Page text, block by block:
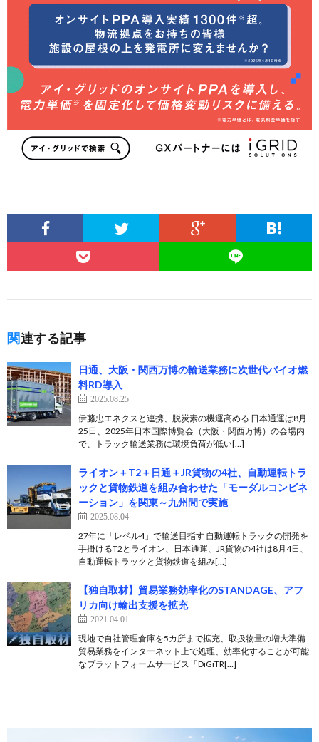
関連する記事
日通、大阪・関西万博の輸送業務に次世代バイオ燃
料RD導入
2025.08.25
伊藤忠エネクスと連携、脱炭素の機運高める 日本通運は8月
25日、2025年日本国際博覧会（大阪・関西万博）の会場内
で、トラック輸送業務に環境負荷が低い[…]
ライオン＋T2＋日通＋JR貨物の4社、自動運転トラ
ックと貨物鉄道を組み合わせた「モーダルコンビネ
ーション」を関東～九州間で実施
2025.08.04
27年に「レベル4」で輸送目指す 自動運転トラックの開発を
手掛けるT2とライオン、日本通運、JR貨物の4社は8月4日、
自動運転トラックと貨物鉄道を組み[…]
【独自取材】貿易業務効率化のSTANDAGE、アフ
リカ向け輸出支援を拡充
2021.04.01
現地で自社管理倉庫を5カ所まで拡充、取扱物量の増大準備
貿易業務をインターネット上で処理、効率化することが可能
なプラットフォームサービス「DiGiTR[…]